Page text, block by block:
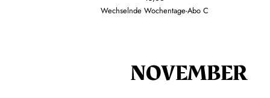
Wechselnde Wochentage-Abo C
NOVEMBER